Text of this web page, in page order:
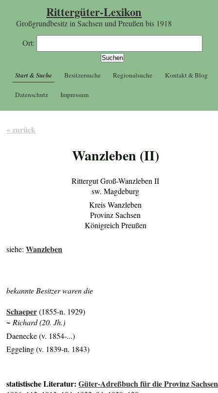
Rittergüter-Lexikon
Großgrundbesitz in Sachsen und Preußen bis 1918
Ort:
Start & Suche Besitzersuche Regionalsuche Kontakt & Blog
Datenschutz Impressum
« zurück
Wanzleben (II)
Rittergut Groß-Wanzleben II
sw. Magdeburg
Kreis Wanzleben
Provinz Sachsen
Königreich Preußen
siehe:Wanzleben
bekannte Besitzer waren die
Schaeper(1855-n. 1929)
~ Richard (20. Jh.)
Daenecke (v. 1854-...)
Eggeling (v. 1839-n. 1843)
statistische Literatur:Güter-Adreßbuch für die Provinz Sachsen